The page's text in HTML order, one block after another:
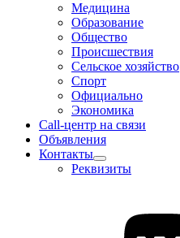
Медицина
Образование
Общество
Происшествия
Сельское хозяйство
Спорт
Официально
Экономика
Call-центр на связи
Объявления
Контакты
Реквизиты